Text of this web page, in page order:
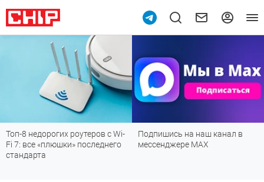
Топ-8 недорогих роутеров с Wi-
Fi 7: все «плюшки» последнего
стандарта
Подпишись на наш канал в
мессенджере МАХ